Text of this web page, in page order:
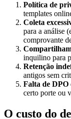
Política de
templates
Coleta
para a análise
comprovante
inquilino para
Retenção
antigos sem
Falta de DPO
certo porte ou
O custo do